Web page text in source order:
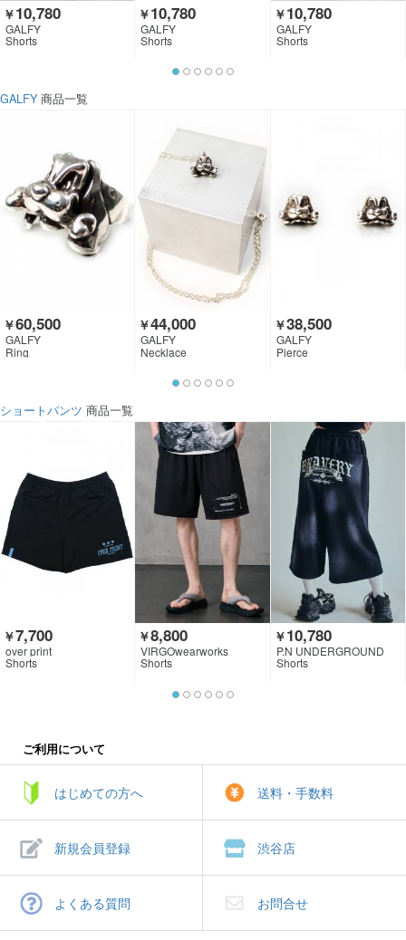
￥10,780
GALFY
Shorts
￥10,780
GALFY
Shorts
￥10,780
GALFY
Shorts
GALFY 商品一覧
￥60,500
GALFY
Ring
￥44,000
GALFY
Necklace
￥38,500
GALFY
Pierce
ショートパンツ 商品一覧
￥7,700
over print
Shorts
￥8,800
VIRGOwearworks
Shorts
￥10,780
P.N UNDERGROUND
Shorts
ご利用について
はじめての方へ 送料・手数料
新規会員登録 渋谷店
よくある質問 お問合せ